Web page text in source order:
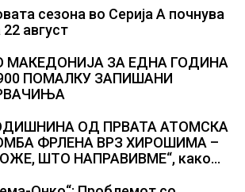
сезона во Серија А почнува
22 август
МАКЕДОНИЈА ЗА ЕДНА ГОДИНА
ПОМАЛКУ ЗАПИШАНИ
ОД ПРВАТА АТОМСКА
ФРЛЕНА ВРЗ ХИРОШИМА –
ШТО НАПРАВИВМЕ“, како